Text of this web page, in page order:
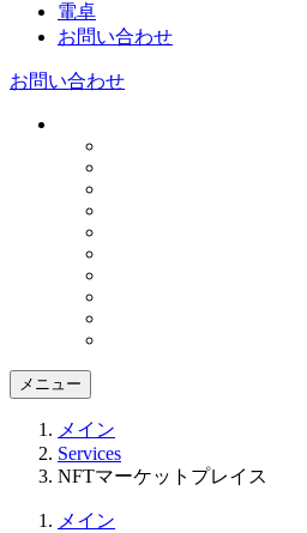
電卓
お問い合わせ
お問い合わせ
メニュー
メイン
Services
NFTマーケットプレイス
メイン